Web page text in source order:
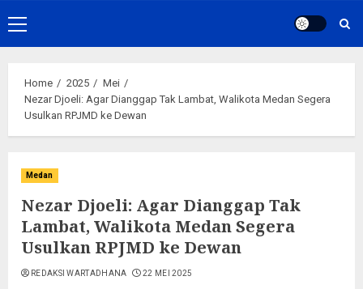
Primary
Menu
Home 2025
Mei
Nezar Djoeli: Agar Dianggap Tak Lambat, Walikota Medan Segera
Usulkan RPJMD ke Dewan
Medan
Nezar Djoeli: Agar Dianggap Tak
Lambat, Walikota Medan Segera
Usulkan RPJMD ke Dewan
REDAKSI WARTADHANA 22 MEI 2025